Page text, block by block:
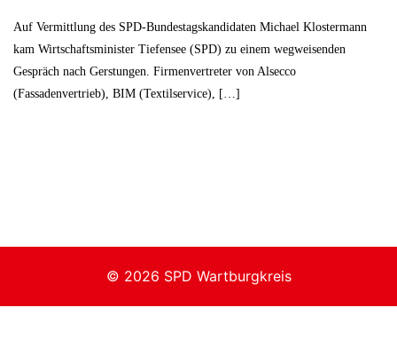
Auf Vermittlung des SPD-Bundestagskandidaten Michael Klostermann
kam Wirtschaftsminister Tiefensee (SPD) zu einem wegweisenden
Gespräch nach Gerstungen. Firmenvertreter von Alsecco
(Fassadenvertrieb), BIM (Textilservice), […]
© 2026 SPD Wartburgkreis